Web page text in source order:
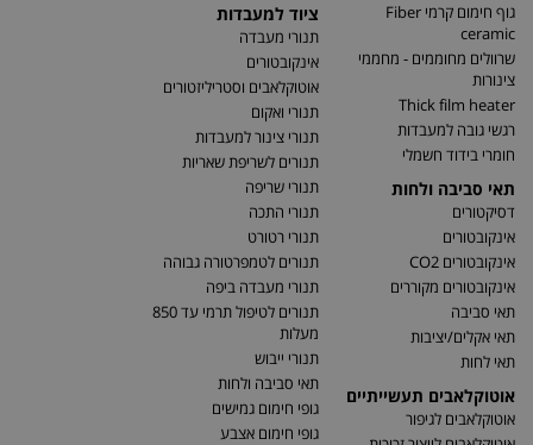
גוף חימום קרמי Fiber
ceramic
שרוולים מחוממים - מחממי
צינורות
Thick film heater
רגשי גובה למעבדות
חומרי בידוד חשמלי
תאי סביבה ולחות
דסיקטורים
אינקובטורים
אינקובטורים CO2
אינקובטורים מקוררים
תאי סביבה
תאי אקלים/יציבות
תאי לחות
אוטוקלאבים תעשייתיים
אוטוקלאבים לגיפור
ציוד למעבדות
תנורי מעבדה
אינקובטורים
אוטוקלאבים וסטריליזטורים
תנורי ואקום
תנורי צינור למעבדות
תנורים לשריפת שאריות
תנורי שריפה
תנורי התכה
תנורי רטורט
תנורים לטמפרטורה גבוהה
תנורי מעבדה ביפה
תנורים לטיפול תרמי עד 850
מעלות
תנורי ייבוש
תאי סביבה ולחות
גופי חימום גמישים
גופי חימום אצבע